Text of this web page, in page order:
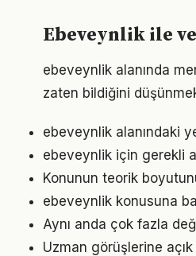
Ebeveynlik ile
ebeveynlik alanında
zaten bildiğini
ebeveynlik alanındaki
ebeveynlik için gerekli
Konunun teorik
ebeveynlik konusuna
Aynı anda çok fazla
Uzman görüşlerine